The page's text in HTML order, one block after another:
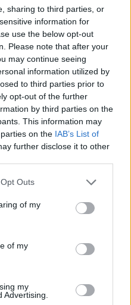
sharing to third parties, or
information for
use the below opt-out
Please note that after your
may continue seeing
information utilized by
to third parties prior to
opt-out of the further
by third parties on the
This information may
on the IAB’s List of
further disclose it to other
Outs
of my
of my
my
Advertising.